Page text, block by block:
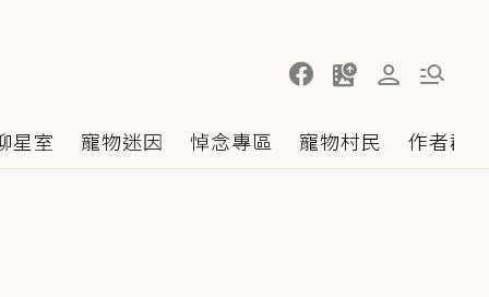
星室 寵物迷因 悼念專區 寵物村民 作者群